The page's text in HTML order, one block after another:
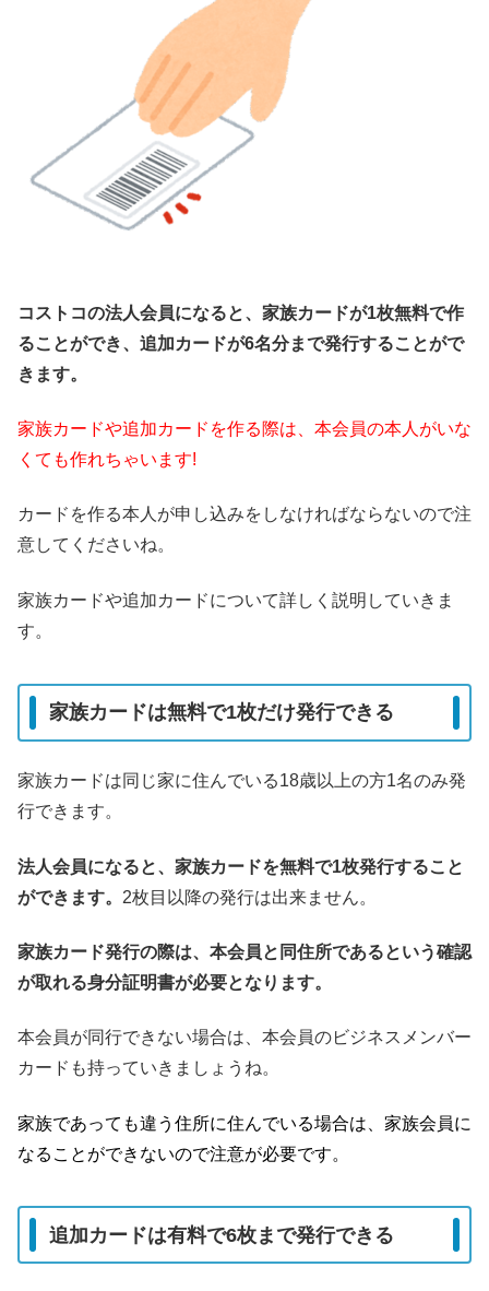
コストコの法人会員になると、家族カードが1枚無料で作
ることができ、追加カードが6名分まで発行することがで
きます。
家族カードや追加カードを作る際は、本会員の本人がいな
くても作れちゃいます!
カードを作る本人が申し込みをしなければならないので注
意してくださいね。
家族カードや追加カードについて詳しく説明していきま
す。
家族カードは無料で1枚だけ発行できる
家族カードは同じ家に住んでいる18歳以上の方1名のみ発
行できます。
法人会員になると、家族カードを無料で1枚発行すること
ができます。 2枚目以降の発行は出来ません。
家族カード発行の際は、本会員と同住所であるという確認
が取れる身分証明書が必要となります。
本会員が同行できない場合は、本会員のビジネスメンバー
カードも持っていきましょうね。
家族であっても違う住所に住んでいる場合は、家族会員に
なることができないので注意が必要です。
追加カードは有料で6枚まで発行できる